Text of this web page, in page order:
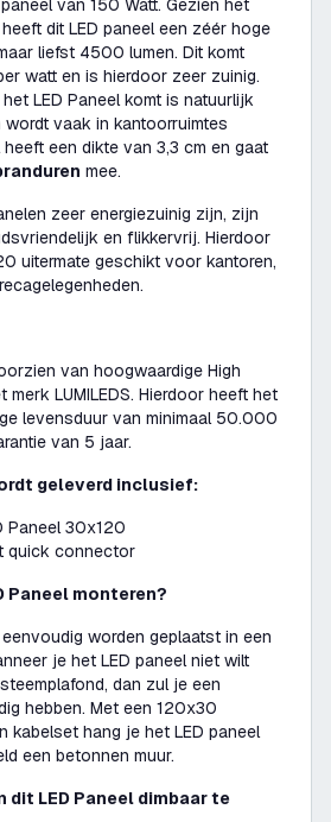
van 150 Watt. Gezien het
dit LED paneel een zéér hoge
liefst 4500 lumen. Dit komt
watt en is hierdoor zeer zuinig.
LED Paneel komt is natuurlijk
vaak in kantoorruimtes
een dikte van 3,3 cm en gaat
mee.
zeer energiezuinig zijn, zijn
en flikkervrij. Hierdoor
uitermate geschikt voor kantoren,
van hoogwaardige High
merk LUMILEDS. Hierdoor heeft het
levensduur van minimaal 50.000
van 5 jaar.
geleverd inclusief:
30x120
connector
Paneel monteren?
worden geplaatst in een
je het LED paneel niet wilt
dan zul je een
hebben. Met een 120x30
kabelset hang je het LED paneel
een betonnen muur.
dit LED Paneel dimbaar te